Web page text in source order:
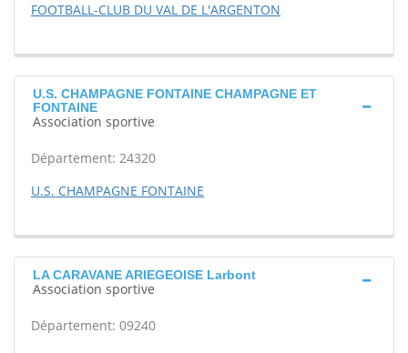
FOOTBALL-CLUB DU VAL DE L'ARGENTON
U.S. CHAMPAGNE FONTAINE CHAMPAGNE ET
FONTAINE
Association sportive
Département: 24320
U.S. CHAMPAGNE FONTAINE
LA CARAVANE ARIEGEOISE Larbont
Association sportive
Département: 09240